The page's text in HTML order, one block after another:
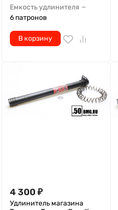
Емкость удлинителя —
6 патронов
В корзину
4 300 ₽
Удлинитель магазина